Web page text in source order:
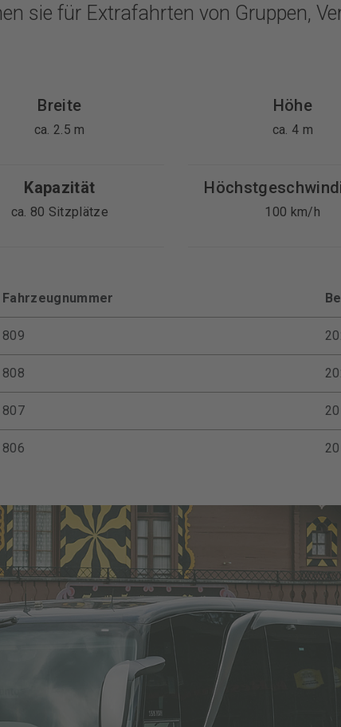
sie für Extrafahrten von Gruppen,
Breite
ca. 2.5 m
Kapazität
ca. 80 Sitzplätze
Höhe
ca. 4 m
100 km/h
Fahrzeugnummer
809
808
807
806